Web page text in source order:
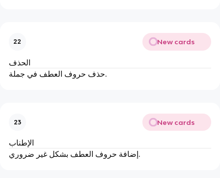
22 New cards
الحذف
حذف حروف العطف في جملة.
23 New cards
الإطناب
إضافة حروف العطف بشكل غير ضروري.